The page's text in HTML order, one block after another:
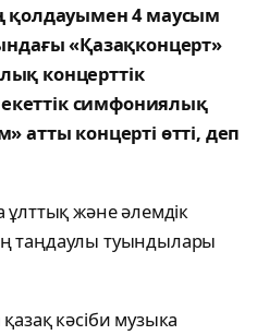
қолдауымен 4 маусым
«Қазақконцерт»
концерттік
симфониялық
атты концерті өтті, деп
және әлемдік
таңдаулы туындылары
кәсіби музыка